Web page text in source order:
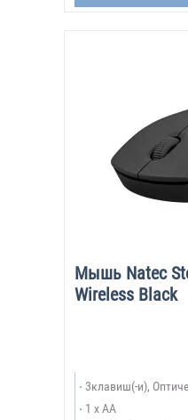
Мышь Natec
Wireless Black
3клавиш(-и),
1 x AA